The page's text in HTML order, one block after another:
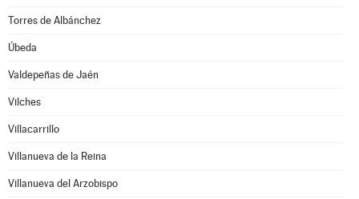
Torres de Albánchez
Úbeda
Valdepeñas de Jaén
Vilches
Villacarrillo
Villanueva de la Reina
Villanueva del Arzobispo